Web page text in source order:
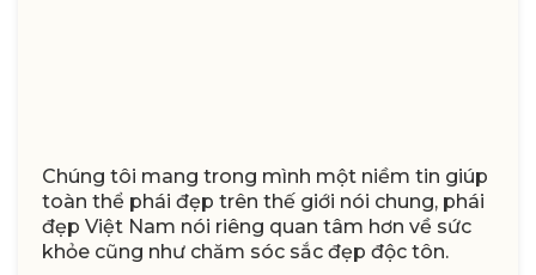
Chúng tôi mang trong mình một niềm tin giúp
toàn thể phái đẹp trên thế giới nói chung, phái
đẹp Việt Nam nói riêng quan tâm hơn về sức
khỏe cũng như chăm sóc sắc đẹp độc tôn.